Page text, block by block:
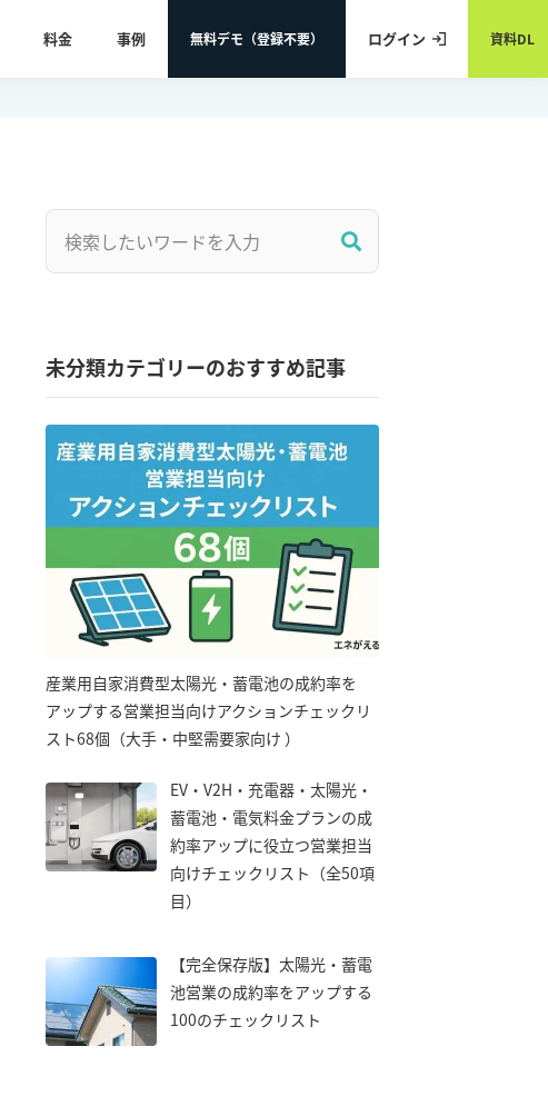
料金 事例 無料デモ（登録不要） ログイン 資料DL
未分類カテゴリーのおすすめ記事
産業用自家消費型太陽光・蓄電池の成約率を
アップする営業担当向けアクションチェックリ
スト68個（大手・中堅需要家向け ）
EV・V2H・充電器・太陽光・
蓄電池・電気料金プランの成
約率アップに役立つ営業担当
向けチェックリスト（全50項
目）
【完全保存版】太陽光・蓄電
池営業の成約率をアップする
100のチェックリスト